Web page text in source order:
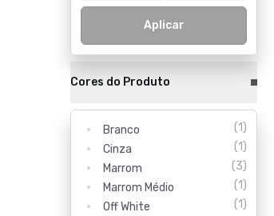
Aplicar
Cores do Produto
Branco (1)
Cinza
(1)
Marrom
(3)
Marrom Médio
(1)
Off White
(1)